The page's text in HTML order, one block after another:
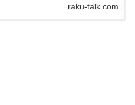
raku-talk.com